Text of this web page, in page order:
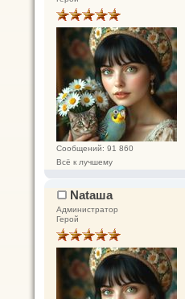
Сообщений: 91 860
Всё к лучшему
Nataшa
Администратор
Герой